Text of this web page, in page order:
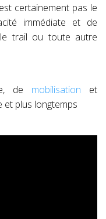
certainement pas le
immédiate et de
trail ou toute autre
de mobilisation et
et plus longtemps